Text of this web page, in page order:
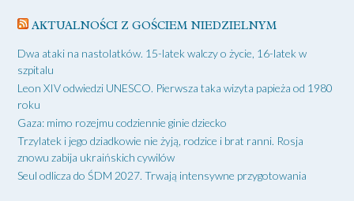
AKTUALNOŚCI Z GOŚCIEM NIEDZIELNYM
Dwa ataki na nastolatków. 15-latek walczy o życie, 16-latek w
szpitalu
Leon XIV odwiedzi UNESCO. Pierwsza taka wizyta papieża od 1980
roku
Gaza: mimo rozejmu codziennie ginie dziecko
Trzylatek i jego dziadkowie nie żyją, rodzice i brat ranni. Rosja
znowu zabija ukraińskich cywilów
Seul odlicza do ŚDM 2027. Trwają intensywne przygotowania